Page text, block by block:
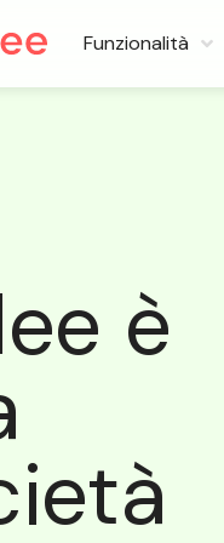
Funzionalità
è